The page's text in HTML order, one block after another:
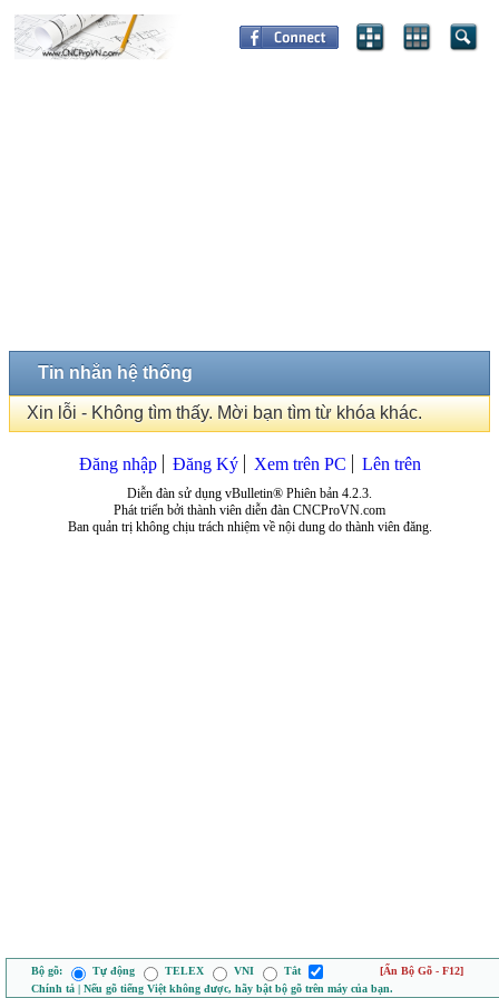
Tin nhắn hệ thống
Xin lỗi - Không tìm thấy. Mời bạn tìm từ khóa khác.
Đăng nhập Đăng Ký Xem trên PC Lên trên
Diễn đàn sử dụng vBulletin® Phiên bản 4.2.3.
Phát triển bởi thành viên diễn đàn CNCProVN.com
Ban quản trị không chịu trách nhiệm về nội dung do thành viên đăng.
Bộ gõ: Tự động TELEX VNI Tắt
[Ẩn Bộ Gõ - F12]
Chính tả | Nếu gõ tiếng Việt không được, hãy bật bộ gõ trên máy của bạn.